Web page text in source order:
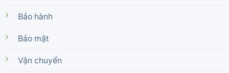
Bảo hành
Bảo mật
Vận chuyển